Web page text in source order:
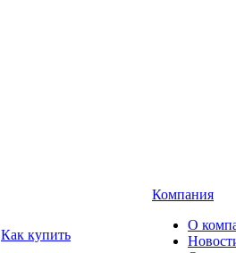
Как купить
Компания
О